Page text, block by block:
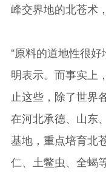
峰交界地的北苍术
“原料的道地性很
明表示。而事实上
止这些，除了世界
在河北承德、山东
基地，重点培育北
仁、土鳖虫、全蝎